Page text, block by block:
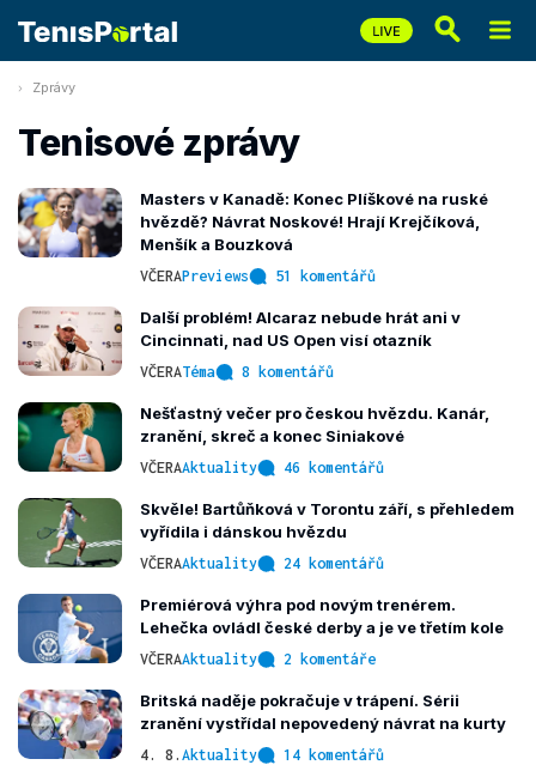
Zprávy
Tenisové zprávy
Masters v Kanadě: Konec Plíškové na ruské
hvězdě? Návrat Noskové! Hrají Krejčíková,
Menšík a Bouzková
VČERAPreviews 51 komentářů
Další problém! Alcaraz nebude hrát ani v
Cincinnati, nad US Open visí otazník
VČERATéma 8 komentářů
Nešťastný večer pro českou hvězdu. Kanár,
zranění, skreč a konec Siniakové
VČERAAktuality 46 komentářů
Skvěle! Bartůňková v Torontu září, s přehledem
vyřídila i dánskou hvězdu
VČERAAktuality 24 komentářů
Premiérová výhra pod novým trenérem.
Lehečka ovládl české derby a je ve třetím kole
VČERAAktuality 2 komentáře
Britská naděje pokračuje v trápení. Sérii
zranění vystřídal nepovedený návrat na kurty
4. 8. Aktuality 14 komentářů